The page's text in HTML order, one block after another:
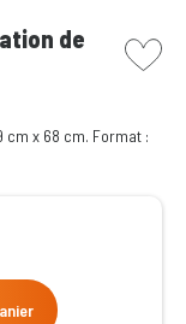
de
picto
cm x 68 cm. Format :